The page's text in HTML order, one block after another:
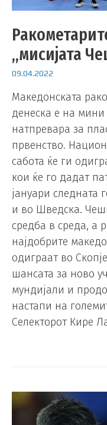
„мисијата
09.04.2022
Македонската
денеска е на мини
натпревара за
првенство.
сабота ќе ги
кои ќе го дадат
јануари следната
и во Шведска.
средба в среда, а
најдобрите
одиграат во
шансата за ново
мундијали и
настапи на
Селекторот Кире